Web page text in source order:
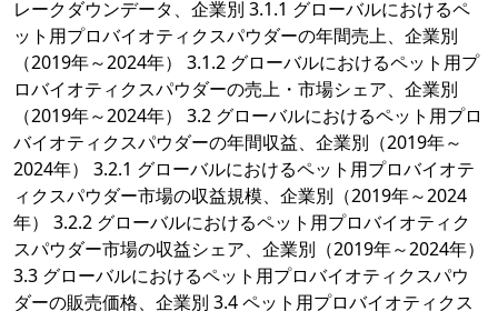
レークダウンデータ、企業別 3.1.1 グローバルにおけるペ
ット用プロバイオティクスパウダーの年間売上、企業別
（2019年～2024年） 3.1.2 グローバルにおけるペット用プ
ロバイオティクスパウダーの売上・市場シェア、企業別
（2019年～2024年） 3.2 グローバルにおけるペット用プロ
バイオティクスパウダーの年間収益、企業別（2019年～
2024年） 3.2.1 グローバルにおけるペット用プロバイオテ
ィクスパウダー市場の収益規模、企業別（2019年～2024
年） 3.2.2 グローバルにおけるペット用プロバイオティク
スパウダー市場の収益シェア、企業別（2019年～2024年）
3.3 グローバルにおけるペット用プロバイオティクスパウ
ダーの販売価格、企業別 3.4 ペット用プロバイオティクス